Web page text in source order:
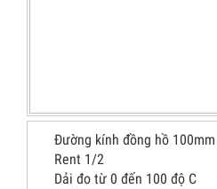
Đường kính đồng hồ 100mm
Rent 1/2
Dải đo từ 0 đến 100 độ C